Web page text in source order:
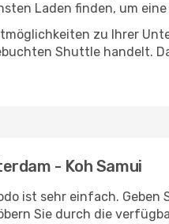
Laden finden, um
zu Ihrer
Shuttle handelt.
- Koh Samui
ist sehr einfach.
Sie durch die